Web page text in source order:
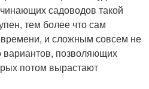
садоводов такой
тем более что сам
и сложным совсем не
вариантов, позволяющих
потом вырастают